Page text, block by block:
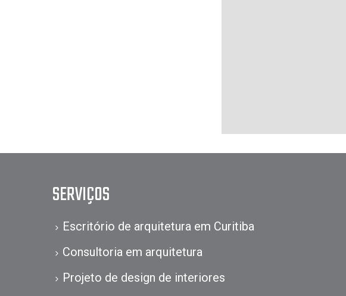
SERVIÇOS
Escritório de arquitetura em Curitiba
Consultoria em arquitetura
Projeto de design de interiores